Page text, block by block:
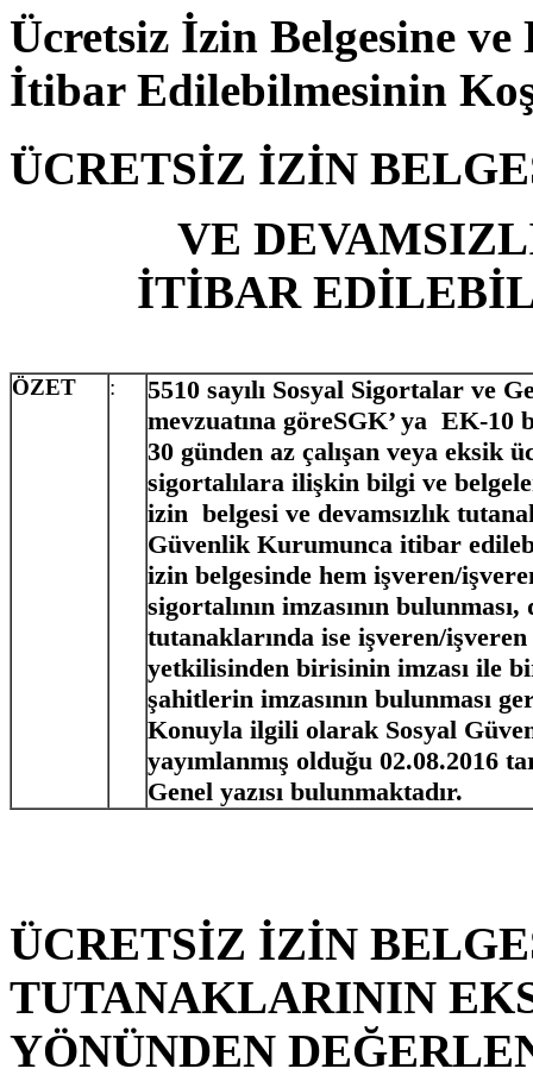
Ücretsiz İzin Belgesine ve
İtibar Edilebilmesinin
ÜCRETSİZ İZİN
VE
İTİBAR
ÖZET :
5510 sayılı Sosyal Sigortalar ve
mevzuatına göreSGK’ ya EK-10
30 günden az çalışan veya eksik
sigortalılara ilişkin bilgi ve
izin belgesi ve devamsızlık
Güvenlik Kurumunca itibar
izin belgesinde hem işveren/
sigortalının imzasının bulunması,
tutanaklarında ise işveren/
yetkilisinden birisinin imzası ile
şahitlerin imzasının bulunması
Konuyla ilgili olarak Sosyal
yayımlanmış olduğu 02.08.2016
Genel yazısı bulunmaktadır.
ÜCRETSİZ İZİN
TUTANAKLARININ
YÖNÜNDEN